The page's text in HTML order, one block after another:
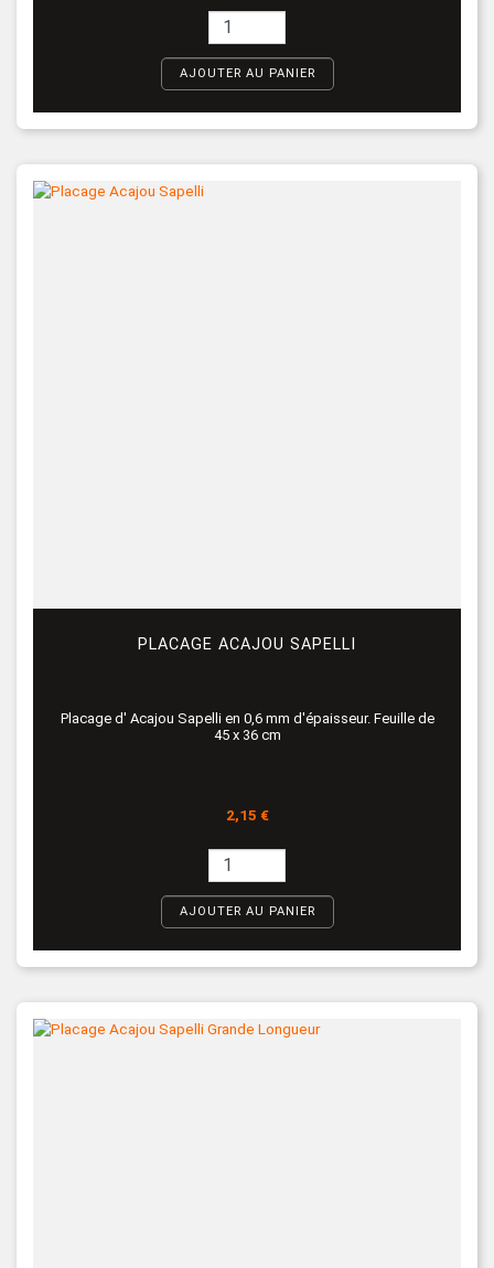
AJOUTER AU PANIER
PLACAGE ACAJOU SAPELLI
Placage d' Acajou Sapelli en 0,6 mm d'épaisseur. Feuille de
45 x 36 cm
Prix
2,15 €
AJOUTER AU PANIER